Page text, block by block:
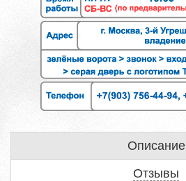
Описание
Отзывы